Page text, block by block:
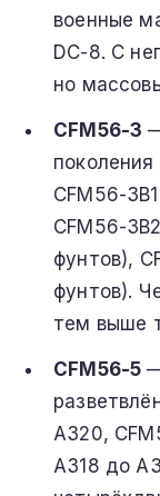
военные
DC-8. С
но
CFM56-3
поколения
CFM56-
CFM56-
фунтов),
фунтов).
тем выше
CFM56-5
A320,
A318 до